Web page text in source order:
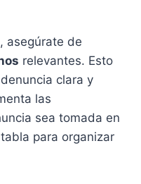
asegúrate de
relevantes. Esto
clara y
las
sea tomada en
para organizar